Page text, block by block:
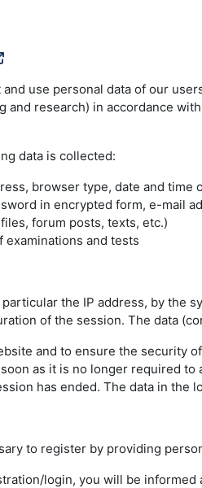
use personal data of our
research) in accordance
data is collected:
browser type, date and time
in encrypted form, e-mail
forum posts, texts, etc.)
and tests
the IP address, by the
of the session. The data
and to ensure the security
as it is no longer required
has ended. The data in the
to register by providing
login, you will be informed